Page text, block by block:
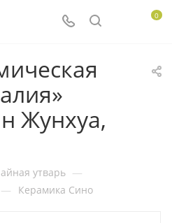
0
Жунхуа,
утварь —
— Керамика Сино